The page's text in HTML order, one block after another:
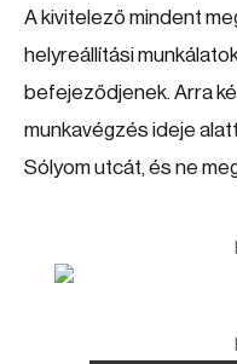
A kivitelező mindent
helyreállítási
befejeződjenek. Arra
munkavégzés ideje
Sólyom utcát, és ne